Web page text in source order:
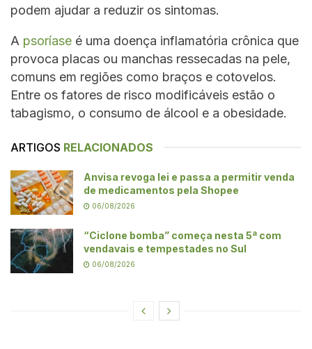
podem ajudar a reduzir os sintomas.
A psoríase é uma doença inflamatória crônica que
provoca placas ou manchas ressecadas na pele,
comuns em regiões como braços e cotovelos.
Entre os fatores de risco modificáveis estão o
tabagismo, o consumo de álcool e a obesidade.
ARTIGOS RELACIONADOS
Anvisa revoga lei e passa a permitir venda
de medicamentos pela Shopee
06/08/2026
“Ciclone bomba” começa nesta 5ª com
vendavais e tempestades no Sul
06/08/2026